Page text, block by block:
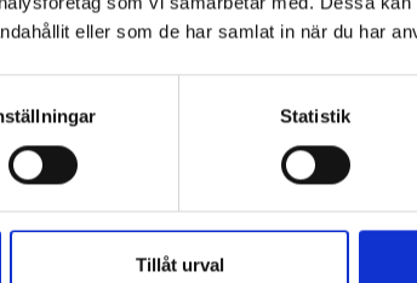
eller som de har samlat in när du har
Statistik
Tillåt urval
och tilläggsisolering i Sala strävar vi alltid för
är mycket viktigt för oss – vi försöker alltid att
effektivt och levererar alltid enligt avtalad tid
projekt kan du alltid vara säker på att du får